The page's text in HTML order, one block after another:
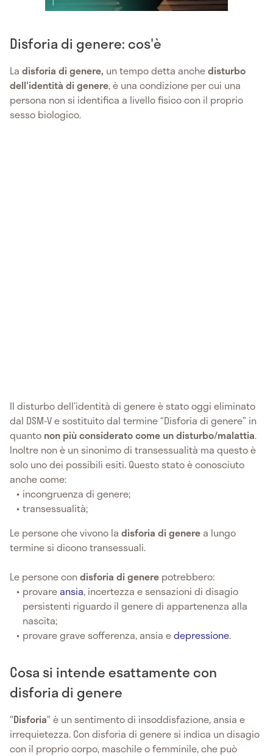
Disforia di genere: cos'è
La disforia di genere, un tempo detta anchedisturbo
dell'identità di genere, è una condizione per cui una
persona non si identifica a livello fisico con il proprio
sesso biologico.
Il disturbo dell’identità di genere è stato oggi eliminato
dal DSM-V e sostituito dal termine “Disforia di genere” in
quanto non più considerato come un disturbo/malattia.
Inoltre non è un sinonimo di transessualità ma questo è
solo uno dei possibili esiti. Questo stato è conosciuto
anche come:
incongruenza di genere;
transessualità;
Le persone che vivono la disforia di genere a lungo
termine si dicono transessuali.
Le persone condisforia di genere potrebbero:
provareansia, incertezza e sensazioni di disagio
persistenti riguardo il genere di appartenenza alla
nascita;
provare grave sofferenza, ansia edepressione.
Cosa si intende esattamente con
disforia di genere
"Disforia" è un sentimento di insoddisfazione, ansia e
irrequietezza. Con disforia di genere si indica un disagio
con il proprio corpo, maschile o femminile, che può